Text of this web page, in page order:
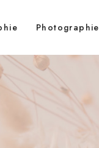
Photographie